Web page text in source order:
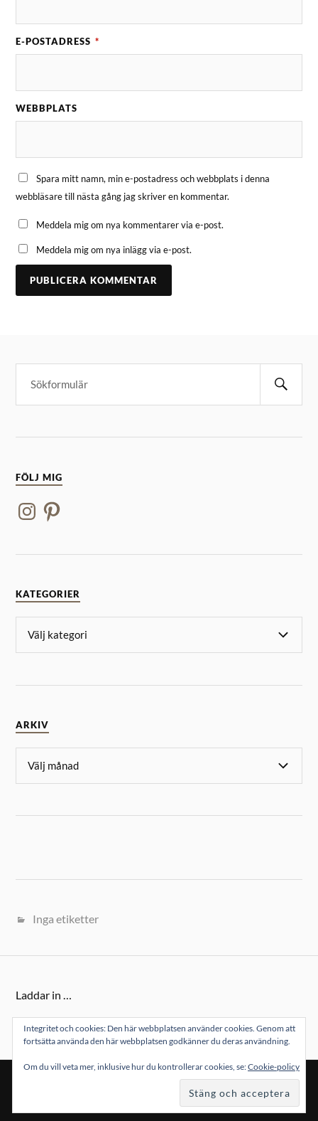
E-POSTADRESS *
WEBBPLATS
Spara mitt namn, min e-postadress och webbplats i denna
webbläsare till nästa gång jag skriver en kommentar.
Meddela mig om nya kommentarer via e-post.
Meddela mig om nya inlägg via e-post.
FÖLJ MIG
KATEGORIER
ARKIV
Inga etiketter
Laddar in …
TEMA AVANDERS NORÉN
Integritet och cookies: Den här webbplatsen använder cookies. Genom att
fortsätta använda den här webbplatsen godkänner du deras användning.
Om du vill veta mer, inklusive hur du kontrollerar cookies, se:Cookie-policy